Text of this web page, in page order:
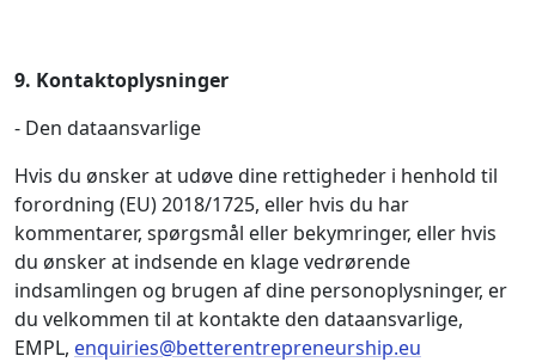
9. Kontaktoplysninger
- Den dataansvarlige
Hvis du ønsker at udøve dine rettigheder i henhold til
forordning (EU) 2018/1725, eller hvis du har
kommentarer, spørgsmål eller bekymringer, eller hvis
du ønsker at indsende en klage vedrørende
indsamlingen og brugen af dine personoplysninger, er
du velkommen til at kontakte den dataansvarlige,
EMPL, enquiries@betterentrepreneurship.eu